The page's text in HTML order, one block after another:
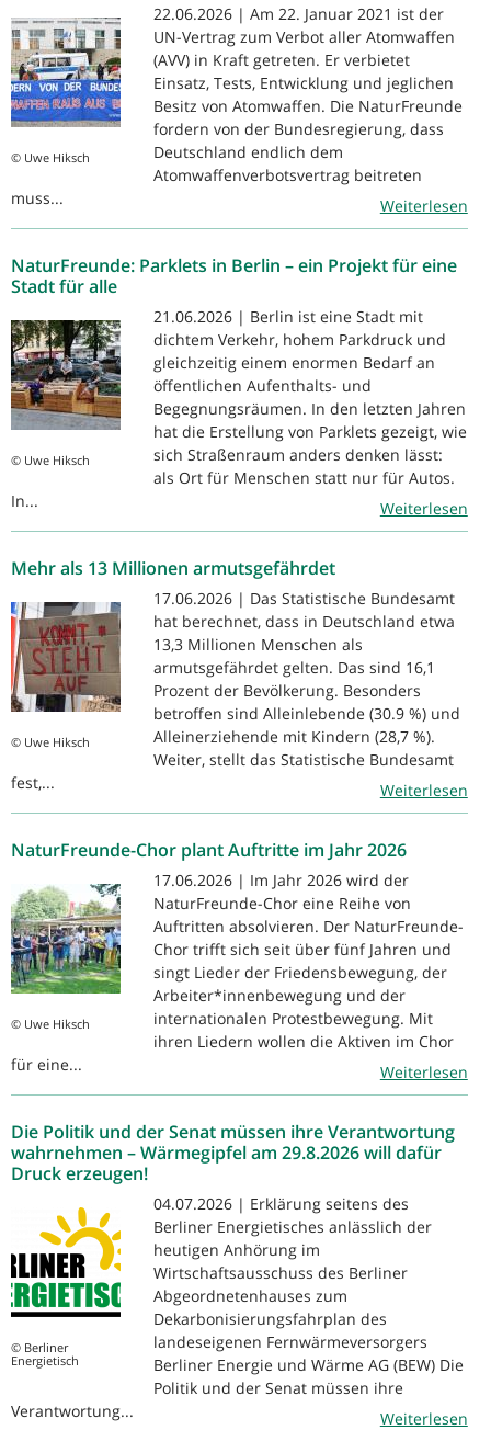
© Uwe Hiksch
22.06.2026 | Am 22. Januar 2021 ist der
UN-Vertrag zum Verbot aller Atomwaffen
(AVV) in Kraft getreten. Er verbietet
Einsatz, Tests, Entwicklung und jeglichen
Besitz von Atomwaffen. Die NaturFreunde
fordern von der Bundesregierung, dass
Deutschland endlich dem
Atomwaffenverbotsvertrag beitreten
muss...
Weiterlesen
NaturFreunde: Parklets in Berlin – ein Projekt für eine
Stadt für alle
© Uwe Hiksch
21.06.2026 | Berlin ist eine Stadt mit
dichtem Verkehr, hohem Parkdruck und
gleichzeitig einem enormen Bedarf an
öffentlichen Aufenthalts- und
Begegnungsräumen. In den letzten Jahren
hat die Erstellung von Parklets gezeigt, wie
sich Straßenraum anders denken lässt:
als Ort für Menschen statt nur für Autos.
In...
Weiterlesen
Mehr als 13 Millionen armutsgefährdet
© Uwe Hiksch
17.06.2026 | Das Statistische Bundesamt
hat berechnet, dass in Deutschland etwa
13,3 Millionen Menschen als
armutsgefährdet gelten. Das sind 16,1
Prozent der Bevölkerung. Besonders
betroffen sind Alleinlebende (30.9 %) und
Alleinerziehende mit Kindern (28,7 %).
Weiter, stellt das Statistische Bundesamt
fest,...
Weiterlesen
NaturFreunde-Chor plant Auftritte im Jahr 2026
© Uwe Hiksch
17.06.2026 | Im Jahr 2026 wird der
NaturFreunde-Chor eine Reihe von
Auftritten absolvieren. Der NaturFreunde-
Chor trifft sich seit über fünf Jahren und
singt Lieder der Friedensbewegung, der
Arbeiter*innenbewegung und der
internationalen Protestbewegung. Mit
ihren Liedern wollen die Aktiven im Chor
für eine...
Weiterlesen
Die Politik und der Senat müssen ihre Verantwortung
wahrnehmen – Wärmegipfel am 29.8.2026 will dafür
Druck erzeugen!
© Berliner
Energietisch
04.07.2026 | Erklärung seitens des
Berliner Energietisches anlässlich der
heutigen Anhörung im
Wirtschaftsausschuss des Berliner
Abgeordnetenhauses zum
Dekarbonisierungsfahrplan des
landeseigenen Fernwärmeversorgers
Berliner Energie und Wärme AG (BEW) Die
Politik und der Senat müssen ihre
Verantwortung...
Weiterlesen